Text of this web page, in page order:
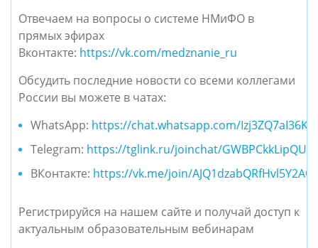
Отвечаем на вопросы о системе НМиФО в
прямых эфирах
Вконтакте: https://vk.com/medznanie_ru
Обсудить последние новости со всеми коллегами
России вы можете в чатах:
WhatsApp: https://chat.whatsapp.com/
Telegram: https://tglink.ru/joinchat/
ВКонтакте: https://vk.me/join/
Регистрируйся на нашем сайте и получай доступ к
актуальным образовательным вебинарам